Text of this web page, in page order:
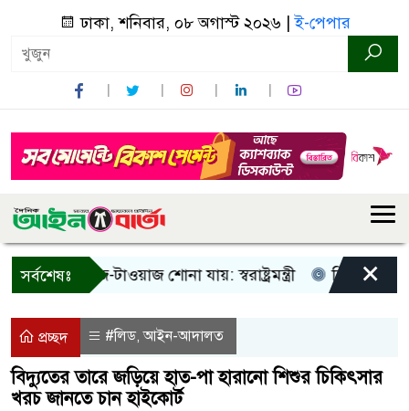
ঢাকা, শনিবার, ০৮ অগাস্ট ২০২৬ |ই-পেপার
সর্বশেষঃ
আওয়াজ-টাওয়াজ শোনা যায়: স্বরাষ্ট্রমন্ত্রী তিন দিনের মধ্যে
×
প্রচ্ছদ #লিড,আইন-আদালত
বিদ্যুতের তারে জড়িয়ে হাত-পা হারানো শিশুর চিকিৎসার
খরচ জানতে চান হাইকোর্ট